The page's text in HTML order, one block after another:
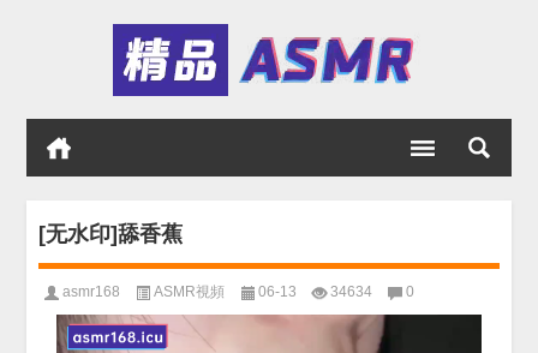
[无水印]舔香蕉
asmr168 ASMR視頻 06-13 34634 0